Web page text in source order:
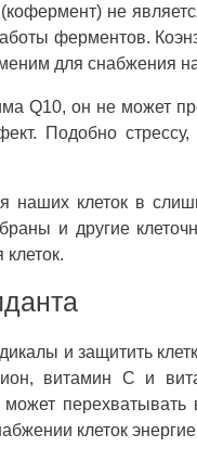
(кофермент) не
ферментов.
для снабжения
Q10, он не может
Подобно
клеток в
и другие
и защитить
витамин С и
клеток